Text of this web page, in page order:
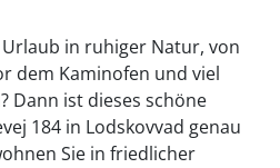
in ruhiger Natur, von
dem Kaminofen und viel
Dann ist dieses schöne
184 in Lodskovvad genau
Sie in friedlicher